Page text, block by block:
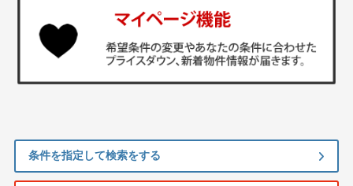
条件を指定して検索をする